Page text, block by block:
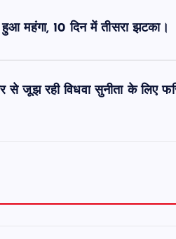
महंगा, 10 दिन में तीसरा झटका।
से जूझ रही विधवा सुनीता के लिए